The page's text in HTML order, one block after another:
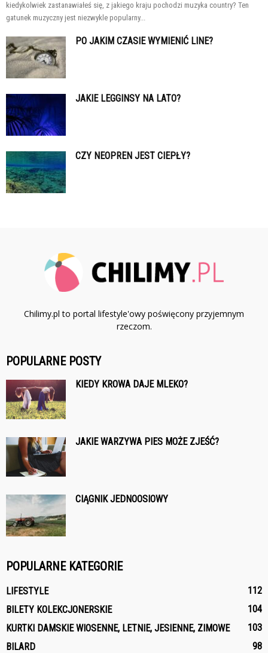
kiedykolwiek zastanawiałeś się, z jakiego kraju pochodzi muzyka country? Ten
gatunek muzyczny jest niezwykle popularny...
PO JAKIM CZASIE WYMIENIĆ LINE?
JAKIE LEGGINSY NA LATO?
CZY NEOPREN JEST CIEPŁY?
Chilimy.pl to portal lifestyle'owy poświęcony przyjemnym
rzeczom.
POPULARNE POSTY
KIEDY KROWA DAJE MLEKO?
JAKIE WARZYWA PIES MOŻE ZJEŚĆ?
CIĄGNIK JEDNOOSIOWY
POPULARNE KATEGORIE
LIFESTYLE
112
BILETY KOLEKCJONERSKIE
104
KURTKI DAMSKIE WIOSENNE, LETNIE, JESIENNE, ZIMOWE
103
BILARD
98